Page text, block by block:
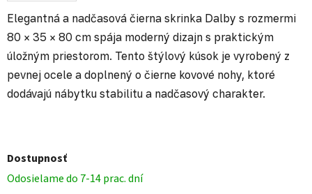
Elegantná a nadčasová čierna skrinka Dalby s rozmermi
80 × 35 × 80 cm spája moderný dizajn s praktickým
úložným priestorom. Tento štýlový kúsok je vyrobený z
pevnej ocele a doplnený o čierne kovové nohy, ktoré
dodávajú nábytku stabilitu a nadčasový charakter.
Dostupnosť
Odosielame do 7-14 prac. dní